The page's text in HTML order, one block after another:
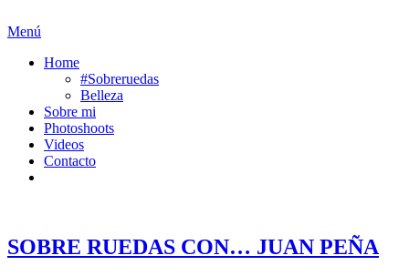
Menú
Home
#Sobreruedas
Belleza
Sobre mi
Photoshoots
Videos
Contacto
SOBRE RUEDAS CON… JUAN PEÑA